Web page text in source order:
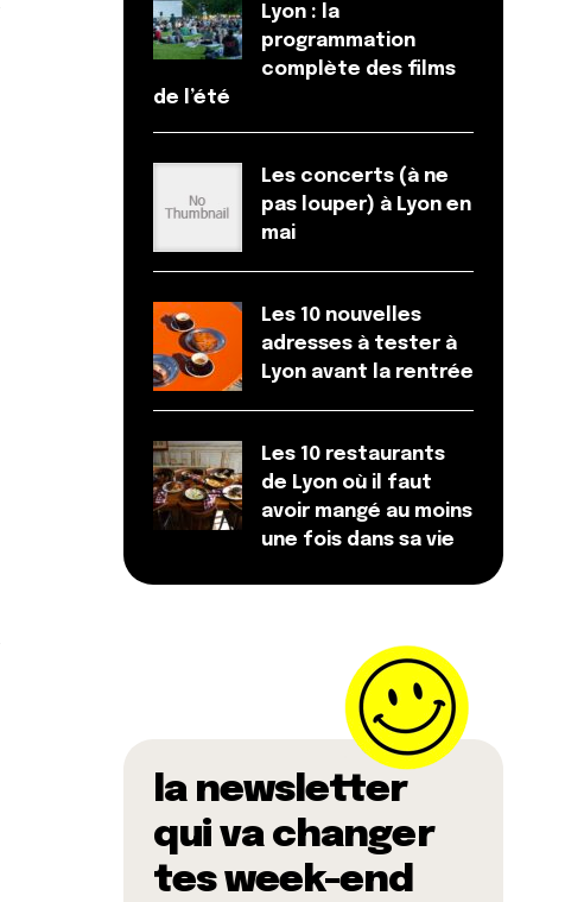
Lyon : la
programmation
complète des films
de l’été
Les concerts (à ne
pas louper) à Lyon en
mai
Les 10 nouvelles
adresses à tester à
Lyon avant la rentrée
Les 10 restaurants
de Lyon où il faut
avoir mangé au moins
une fois dans sa vie
la newsletter
qui va changer
tes week-end